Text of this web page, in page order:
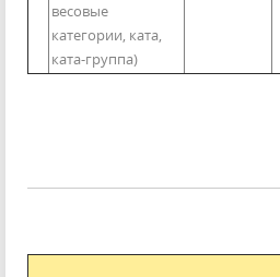
весовые
категории, ката,
ката-группа)